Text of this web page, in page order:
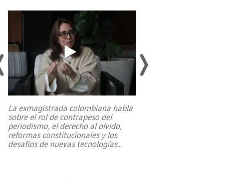
La exmagistrada colombiana habla
sobre el rol de contrapeso del
periodismo, el derecho al olvido,
reformas constitucionales y los
desafíos de nuevas tecnologías...